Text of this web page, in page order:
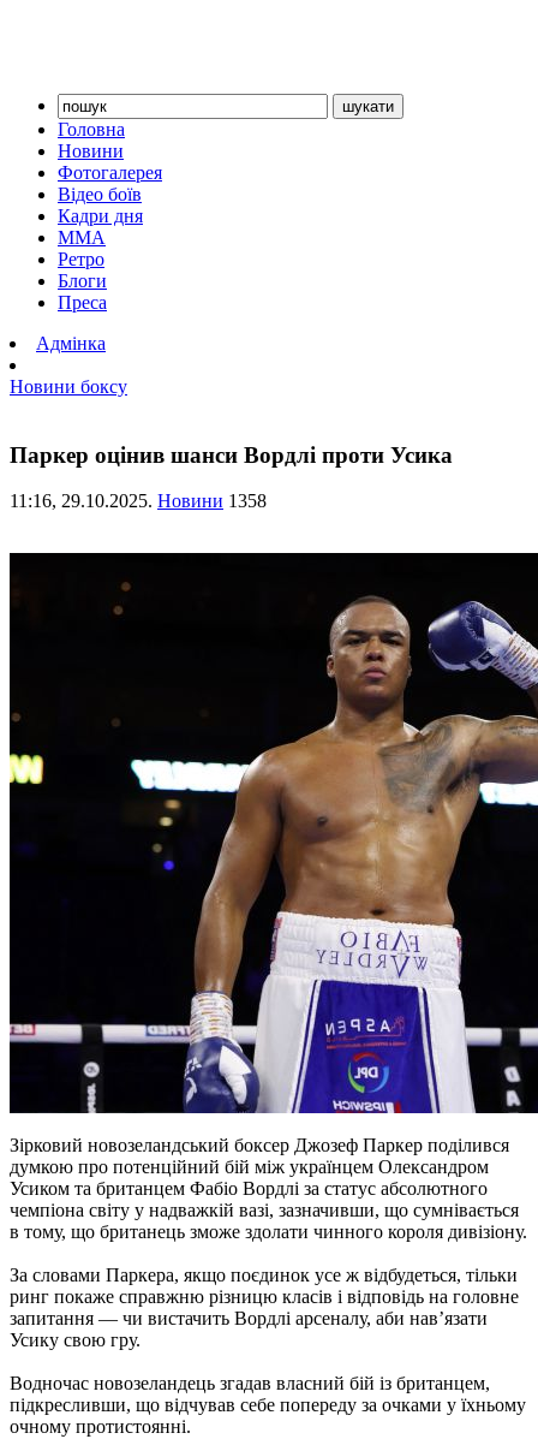
Головна
Новини
Фотогалерея
Відео боїв
Кадри дня
ММА
Ретро
Блоги
Преса
Адмінка
Новини боксу
Паркер оцінив шанси Вордлі проти Усика
11:16, 29.10.2025. Новини 1358
Зірковий новозеландський боксер Джозеф Паркер поділився
думкою про потенційний бій між українцем Олександром
Усиком та британцем Фабіо Вордлі за статус абсолютного
чемпіона світу у надважкій вазі, зазначивши, що сумнівається
в тому, що британець зможе здолати чинного короля дивізіону.
За словами Паркера, якщо поєдинок усе ж відбудеться, тільки
ринг покаже справжню різницю класів і відповідь на головне
запитання — чи вистачить Вордлі арсеналу, аби нав’язати
Усику свою гру.
Водночас новозеландець згадав власний бій із британцем,
підкресливши, що відчував себе попереду за очками у їхньому
очному протистоянні.​